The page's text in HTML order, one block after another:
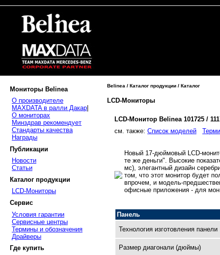
Мониторы Belinea
О производителе
MAXDATA в ралли Дакар
О мониторах
Минздрав рекомендует
Стандарты качества
Награды
Публикации
Новости
Статьи
Каталог продукции
LCD-Мониторы
Сервис
Условия гарантии
Сервисные центры
Термины и обозначения
Драйверы
Где купить
Belinea / Каталог продукции / Каталог
LCD-Мониторы
LCD-Монитор Belinea 101725 /
cм. также: Список моделей
Новый 17-дюймовый LCD-
те же деньги". Высокие
мс), элегантный дизайн
том, что этот монитор будет
впрочем, и модель-
офисные приложения - для
Панель
Технология изготовления панели
Размер диагонали (дюймы)